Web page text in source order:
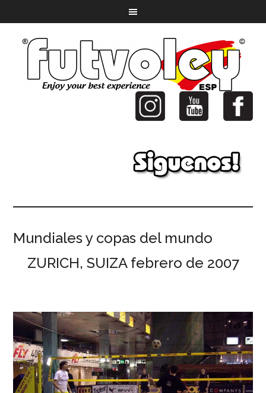
Mundiales y copas del mundo
ZURICH, SUIZA febrero de 2007